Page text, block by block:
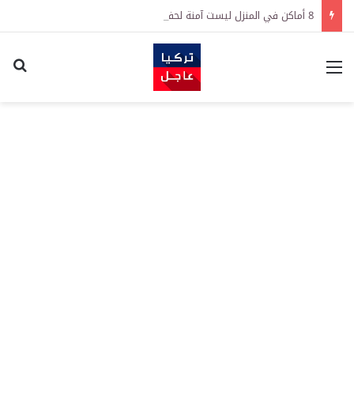
8 أماكن في المنزل ليست آمنة لحفظ النقود
القائمة